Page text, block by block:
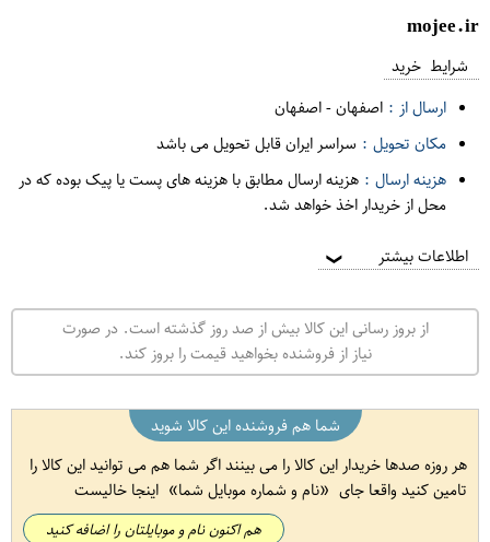
mojee.ir
شرایط خرید
ارسال از : اصفهان-اصفهان
مکان تحویل : سراسر ایران قابل تحویل می باشد
هزینه ارسال : هزینه ارسال مطابق با هزینه های پست یا پیک بوده که در
محل از خریدار اخذ خواهد شد.
اطلاعات بیشتر ❯
از بروز رسانی این کالا بیش از صد روز گذشته است. در صورت
نیاز از فروشنده بخواهید قیمت را بروز کند.
شما هم فروشنده این کالا شوید
هر روزه صدها خریدار این کالا را می بینند اگر شما هم می توانید این کالا را
تامین کنید واقعا جای
نام و شماره موبایل شما اینجا خالیست
هم اکنون نام و موبایلتان را اضافه کنید